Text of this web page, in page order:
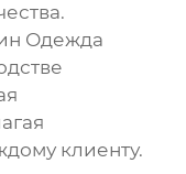
Одежда
клиенту.